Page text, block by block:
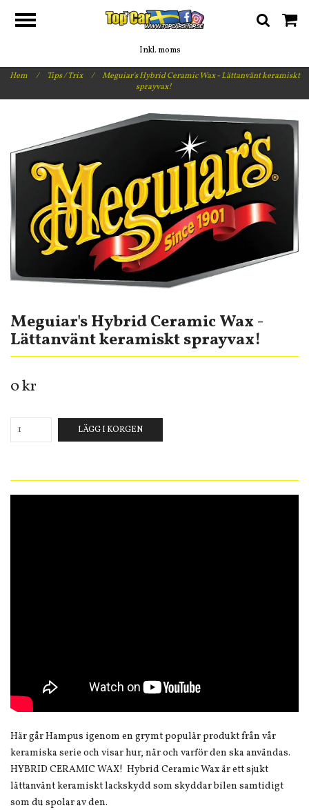
Inkl. moms
Hem / Tips / Trix /
Meguiar's Hybrid Ceramic Wax - Lättanvänt keramiskt
sprayvax!
Meguiar's Hybrid Ceramic Wax -
Lättanvänt keramiskt sprayvax!
0 kr
LÄGG I KORGEN
Här går Hampus igenom en grymt populär produkt från vår
keramiska serie och visar hur, när och varför den ska användas.
HYBRID CERAMIC WAX! Hybrid Ceramic Wax är ett sjukt
lättanvänt keramiskt lackskydd som skyddar bilen samtidigt
som du spolar av den.